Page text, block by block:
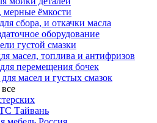
ёмкости
сбора, и откачки масла
оборудование
густой смазки
масел, топлива и антифризов
перемещения бочек
масел и густых смазок
Тайвань